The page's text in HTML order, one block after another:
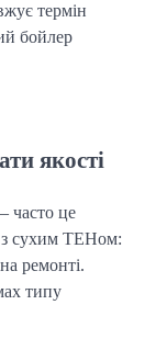
термін
бойлер
якості
часто це
з сухим ТЕНом:
ремонті.
типу